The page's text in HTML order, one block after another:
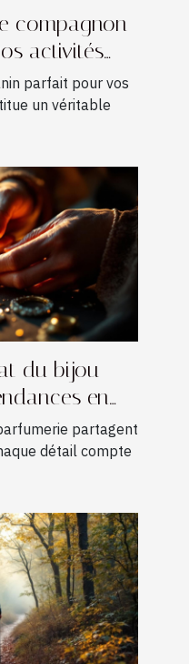
compagnon
activités
parfait pour vos
un véritable
du bijou
en
partagent
détail compte